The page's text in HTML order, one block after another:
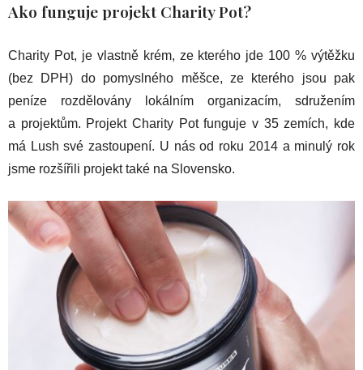
Ako funguje projekt Charity Pot?
Charity Pot, je vlastně krém, ze kterého jde 100 % výtěžku
(bez DPH) do pomyslného měšce, ze kterého jsou pak
peníze rozdělovány lokálním organizacím, sdružením
a projektům. Projekt Charity Pot funguje v 35 zemích, kde
má Lush své zastoupení. U nás od roku 2014 a minulý rok
jsme rozšířili projekt také na Slovensko.